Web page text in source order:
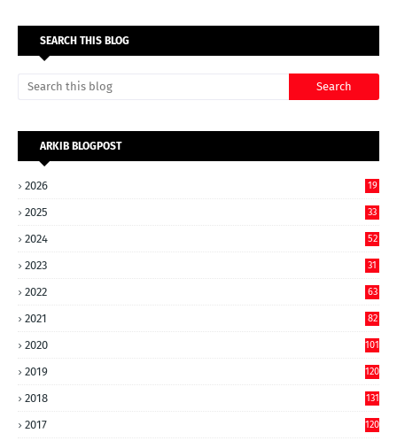
SEARCH THIS BLOG
ARKIB BLOGPOST
2026 19
2025 33
2024 52
2023 31
2022 63
2021 82
2020 101
2019 120
2018 131
2017 120